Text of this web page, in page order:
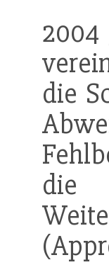
2004
die
die